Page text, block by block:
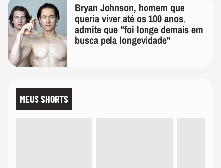
Bryan Johnson, homem que
queria viver até os 100 anos,
admite que "foi longe demais em
busca pela longevidade"
MEUS SHORTS